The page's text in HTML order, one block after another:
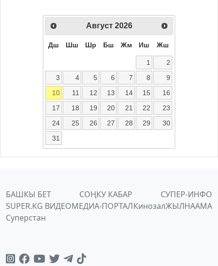
Август 2026
Дш Шш Шр Бш Жм Иш Жш
1
2
3
4 5 6 7 8
9
10
11 12 13 14 15
16
17
18 19 20 21 22
23
24
25 26 27 28 29
30
31
БАШКЫ БЕТ СОҢКУ КАБАР
СУПЕР-ИНФО
SUPER.KG ВИДЕОМЕДИА-ПОРТАЛКинозалЖЫЛНААМА
Суперстан